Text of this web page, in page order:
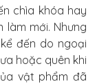
chìa khóa hay
làm mới. Nhưng
đến do ngoại
hoặc quên khi
vật phẩm đã